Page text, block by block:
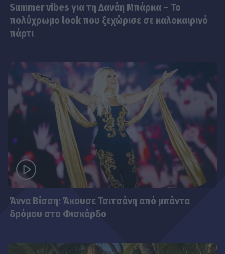
Summer vibes για τη Δανάη Μπάρκα – Το
πολύχρωμο look που ξεχώρισε σε καλοκαιρινό
πάρτι
Άννα Βίσση: Άκουσε Τσιτσάνη από μπάντα
δρόμου στο Φισκάρδο